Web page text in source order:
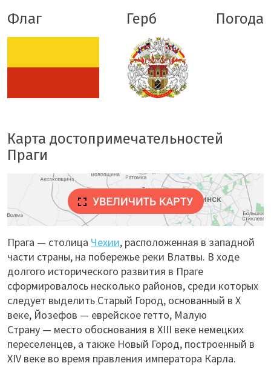
Флаг Герб Погода
Карта достопримечательностей
Праги
Прага — столица Чехии, расположенная в западной
части страны, на побережье реки Влатвы. В ходе
долгого исторического развития в Праге
сформировалось несколько районов, среди которых
следует выделить Старый Город, основанный в X
веке, Йозефов — еврейское гетто, Малую
Страну — место обоснования в XIII веке немецких
переселенцев, а также Новый Город, построенный в
XIV веке во время правления императора Карла.